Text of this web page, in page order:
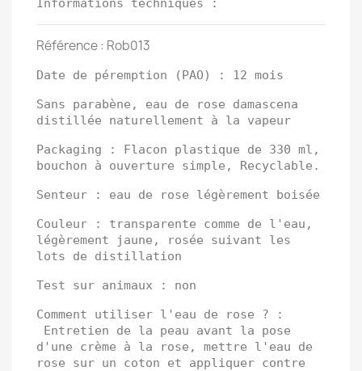
Informations techniques :
Référence : Rob013
Date de péremption (PAO) : 12 mois
Sans parabène, eau de rose damascena
distillée naturellement à la vapeur
Packaging : Flacon plastique de 330 ml,
bouchon à ouverture simple, Recyclable.
Senteur : eau de rose légèrement boisée
Couleur : transparente comme de l'eau,
légèrement jaune, rosée suivant les
lots de distillation
Test sur animaux : non
Comment utiliser l'eau de rose ? :
Entretien de la peau avant la pose
d'une crème à la rose, mettre l'eau de
rose sur un coton et appliquer contre